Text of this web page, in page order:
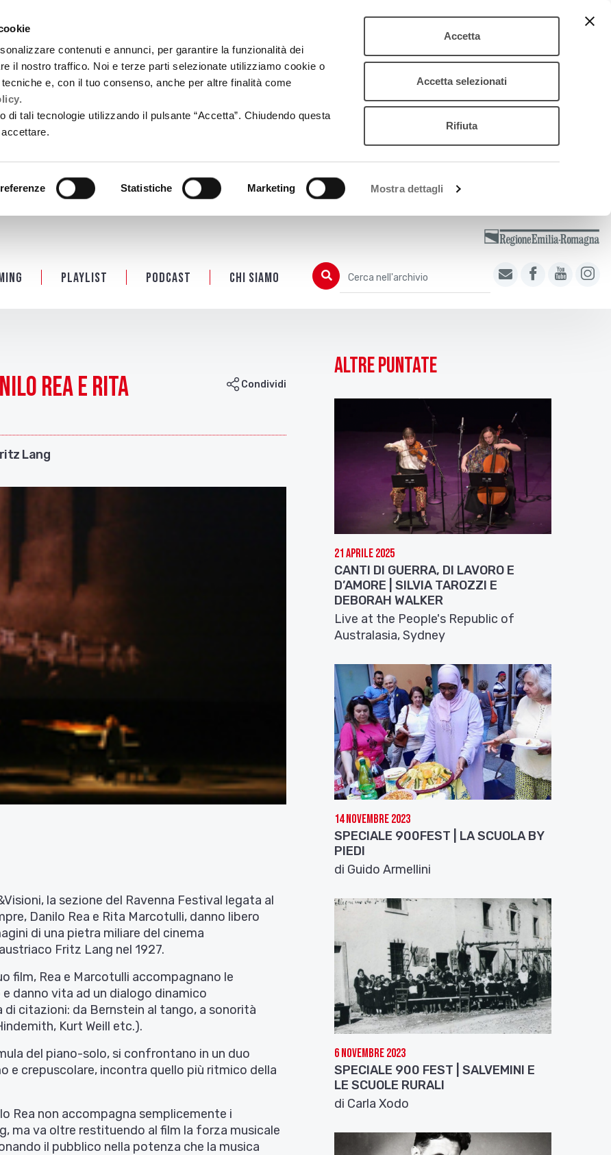
contenuti e annunci, per garantire la funzionalità dei
il nostro traffico. Noi e terze parti selezionate utilizziamo cookie o
e, con il tuo consenso, anche per altre finalità come
di tali tecnologie utilizzando il pulsante “Accetta”. Chiudendo questa
Statistiche Marketing Mostra dettagli
Accetta
Accetta selezionati
Rifiuta
Playlist PODCAST Chi siamo Cerca
Cerca nell'archivio
Rea e Rita Condividi
Lang
la sezione del Ravenna Festival legata al
Danilo Rea e Rita Marcotulli, danno libero
di una pietra miliare del cinema
Fritz Lang nel 1927.
film, Rea e Marcotulli accompagnano le
danno vita ad un dialogo dinamico
citazioni: da Bernstein al tango, a sonorità
Kurt Weill etc.).
del piano-solo, si confrontano in un duo
e crepuscolare, incontra quello più ritmico della
Rea non accompagna semplicemente i
ma va oltre restituendo al film la forza musicale
il pubblico nella potenza che la musica
Altre puntate
21 Aprile 2025
CANTI DI GUERRA, DI LAVORO E
D’AMORE | SILVIA TAROZZI E
DEBORAH WALKER
Live at the People's Republic of
Australasia, Sydney
14 Novembre 2023
SPECIALE 900FEST | LA SCUOLA BY
PIEDI
di Guido Armellini
6 Novembre 2023
SPECIALE 900 FEST | SALVEMINI E
LE SCUOLE RURALI
di Carla Xodo